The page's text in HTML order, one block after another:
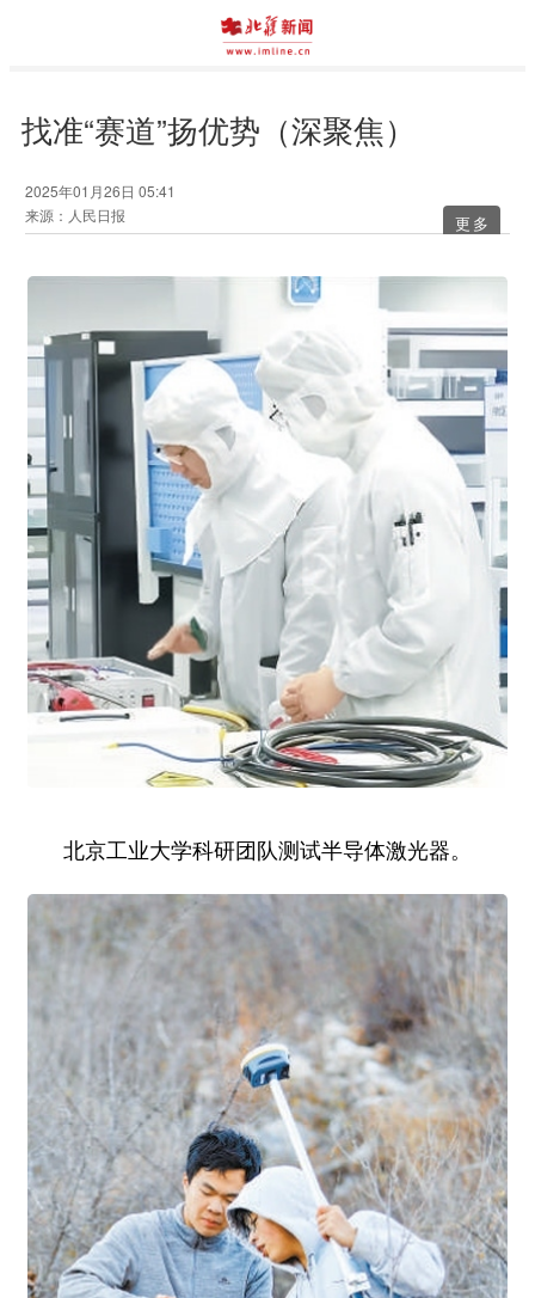
找准“赛道”扬优势（深聚焦）
2025年01月26日 05:41
来源：人民日报
更多
北京工业大学科研团队测试半导体激光器。